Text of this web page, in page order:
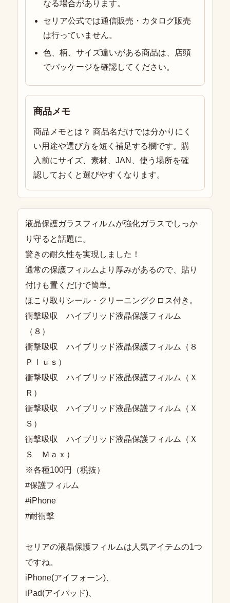
なる場合があります。
セリア公式では通信販売・カタログ販売
は行っていません。
色、柄、サイズ違いがある商品は、店頭
でパッケージを確認してください。
商品メモ
商品メモとは？ 商品名だけでは分かりにく
い用途や選び方を短く補足する欄です。購
入前にサイズ、素材、JAN、使う場所を確
認しておくと選びやすくなります。
液晶保護ガラスフィルムが強化ガラスでしっか
り守ると話題に。
驚きの耐久性を実現しました！
通常の保護フィルムより厚みがあるので、貼り
付けも置くだけで簡単。
ほこり取りシール・クリーニングクロス付き。
衝撃吸収 ハイブリッド液晶保護フィルム
（８）
衝撃吸収 ハイブリッド液晶保護フィルム（８
Ｐｌｕｓ）
衝撃吸収 ハイブリッド液晶保護フィルム（Ｘ
Ｒ）
衝撃吸収 ハイブリッド液晶保護フィルム（Ｘ
Ｓ）
衝撃吸収 ハイブリッド液晶保護フィルム（Ｘ
Ｓ Ｍａｘ）
※各種100円（税抜）
#保護フィルム
#iPhone
#耐衝撃
セリアの液晶保護フィルムは人気アイテムの1つ
ですね。
iPhone(アイフォーン)、
iPad(アイパッド)、